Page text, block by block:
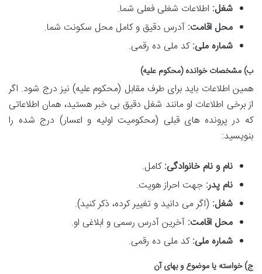
شغل: اطلاعات شغلی فعلی شما.
محل اقامت: آدرس دقیق و کامل محل سکونت شما.
شماره ملی:کد ملی ده رقمی.
ب) مشخصات خوانده (محکوم علیه)
همین اطلاعات باید برای طرف مقابل (محکوم علیه) نیز درج شود. اگر
از برخی اطلاعات او مانند شغل دقیق بی خبر هستید، همان اطلاعاتی
که در پرونده های قبلی (محکومیت اولیه و اعسار) درج شده را
بنویسید:
نام و نام خانوادگی:کامل.
نام پدر: جهت احراز هویت.
شغل: (اگر می دانید و تغییر کرده، ذکر کنید).
محل اقامت: آخرین آدرس رسمی و ابلاغی او.
شماره ملی:کد ملی ده رقمی.
ج) خواسته یا موضوع و بهای آن